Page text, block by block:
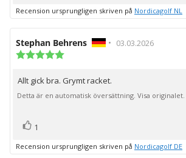
Recension ursprungligen skriven på Nordicagolf NL
Recensionsförfattare:
Stephan Behrens • Recensionsdatum:
03.03.2026
5
stjärnor
Recensionstext:
Allt gick bra. Grymt racket.
Detta är en automatisk översättning. Visa originalet.
Rösta
1
Recension ursprungligen skriven på Nordicagolf DE